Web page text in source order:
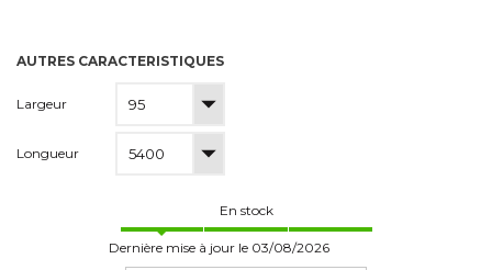
AUTRES CARACTERISTIQUES
Largeur
Longueur
En stock
Dernière mise à jour le 03/08/2026